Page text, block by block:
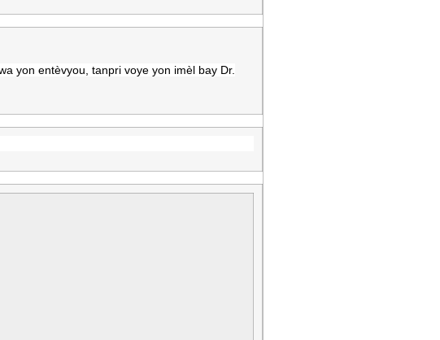
yon entèvyou, tanpri voye yon imèl bay Dr.